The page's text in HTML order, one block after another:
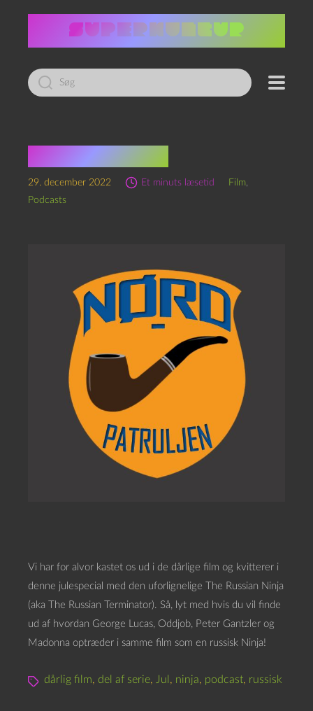
Led
efter:
Russisk Ninja!
29. december 2022 Et minuts læsetid Film,
Podcasts
Vi har for alvor kastet os ud i de dårlige film og kvitterer i
denne julespecial med den uforlignelige The Russian Ninja
(aka The Russian Terminator). Så, lyt med hvis du vil finde
ud af hvordan George Lucas, Oddjob, Peter Gantzler og
Madonna optræder i samme film som en russisk Ninja!
dårlig film, del af serie, Jul , ninja, podcast, russisk